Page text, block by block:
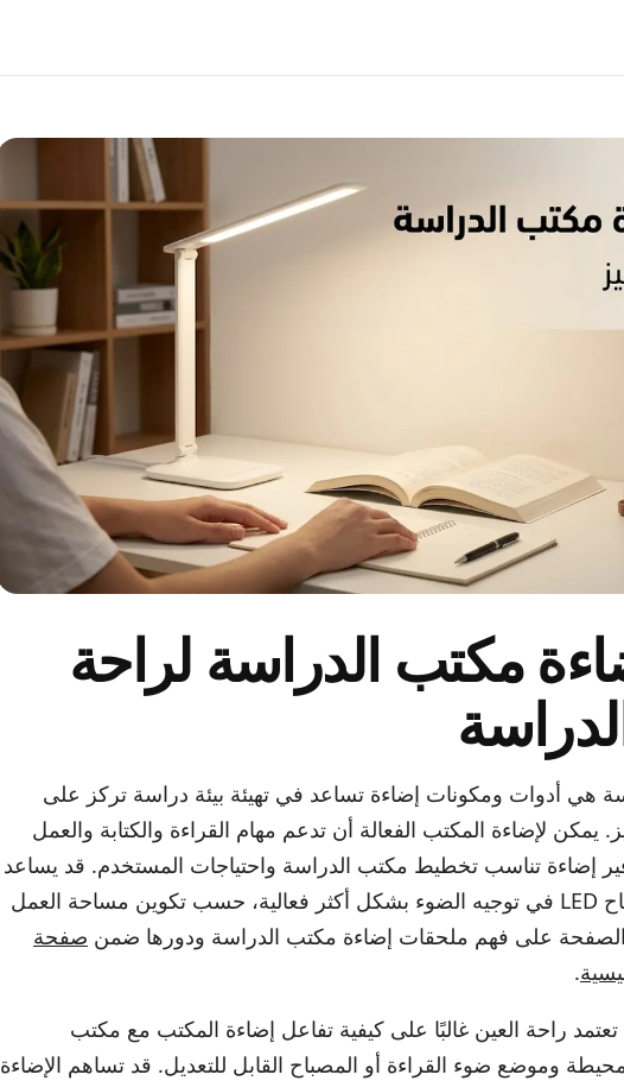
مكتب الدراسة لراحة
هي أدوات ومكونات إضاءة تساعد في تهيئة بيئة دراسة تركز على
يمكن لإضاءة المكتب الفعالة أن تدعم مهام القراءة والكتابة والعمل
إضاءة تناسب تخطيط مكتب الدراسة واحتياجات المستخدم. قد يساعد
مصباح قابل للتعديل أو مصباح LED في توجيه الضوء بشكل أكثر فعالية، حسب تكوين مساحة العمل
على فهم ملحقات إضاءة مكتب الدراسة ودورها ضمن صفحة
.
راحة العين غالبًا على كيفية تفاعل إضاءة المكتب مع مكتب
وموضع ضوء القراءة أو المصباح القابل للتعديل. قد تساهم الإضاءة